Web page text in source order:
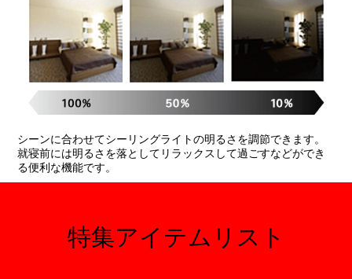
シーンに合わせてシーリングライトの明るさを調節できます。
就寝前には明るさを落としてリラックスして過ごすなどができ
る便利な機能です。
特集アイテムリスト